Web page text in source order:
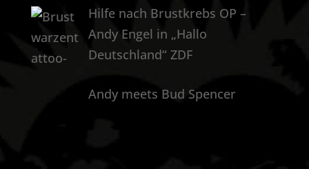
Hilfe nach Brustkrebs OP –
Andy Engel in „Hallo
Deutschland“ ZDF
Andy meets Bud Spencer